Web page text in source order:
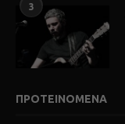
3
ΠΡΟΤΕΙΝΟΜΕΝΑ